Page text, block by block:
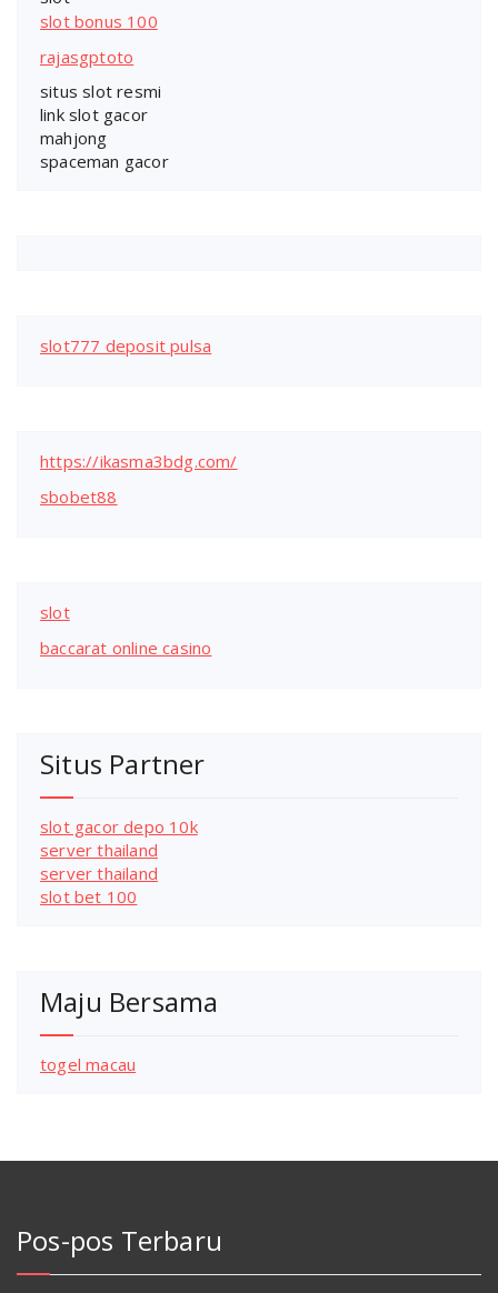
slot bonus 100
rajasgptoto
situs slot resmi
link slot gacor
mahjong
spaceman gacor
slot777 deposit pulsa
https://ikasma3bdg.com/
sbobet88
slot
baccarat online casino
Situs Partner
slot gacor depo 10k
server thailand
server thailand
slot bet 100
Maju Bersama
togel macau
Pos-pos Terbaru